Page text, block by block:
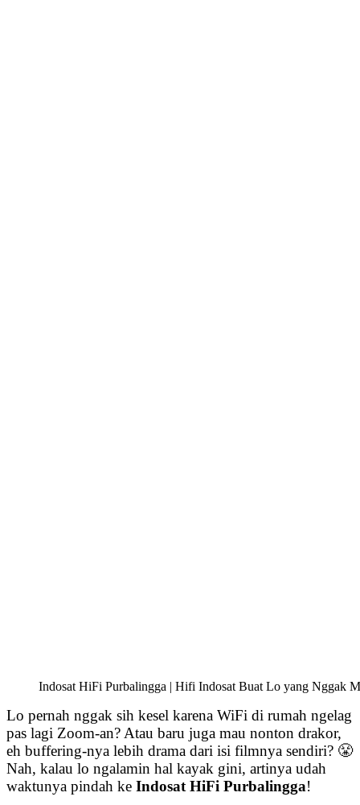
Indosat HiFi Purbalingga | Hifi Indosat Buat Lo yang Nggak
Lo pernah nggak sih kesel karena WiFi di rumah ngelag
pas lagi Zoom-an? Atau baru juga mau nonton drakor,
eh buffering-nya lebih drama dari isi filmnya sendiri? 😤
Nah, kalau lo ngalamin hal kayak gini, artinya udah
waktunya pindah ke Indosat HiFi Purbalingga!